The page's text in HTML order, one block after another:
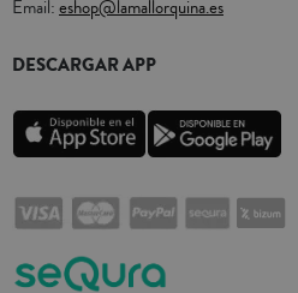
Email:eshop@lamallorquina.es
DESCARGAR APP